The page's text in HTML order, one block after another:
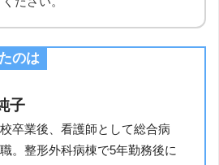
のは
子
卒業後、看護師として総合病
。整形外科病棟で5年勤務後に